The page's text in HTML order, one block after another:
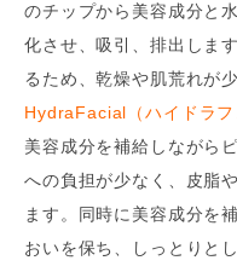
のチップから美容成分と
化させ、吸引、排出しま
るため、乾燥や肌荒れが
HydraFacial（ハイドラフ
美容成分を補給しながら
への負担が少なく、皮脂
ます。同時に美容成分を
おいを保ち、しっとりと